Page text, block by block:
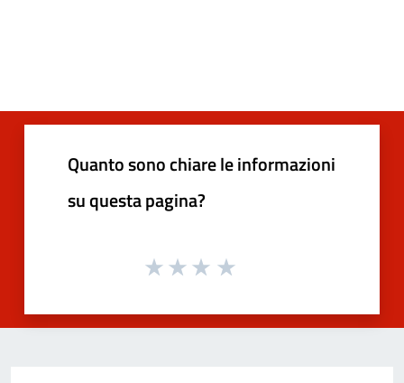
Quanto sono chiare le informazioni
su questa pagina?